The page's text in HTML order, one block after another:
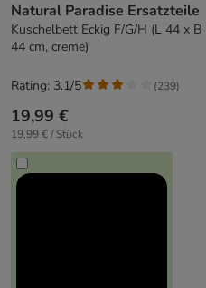
Natural Paradise Ersatzteile
Kuschelbett Eckig F/G/H (L 44 x B
44 cm, creme)
19,99 €
19,99 € / Stück
Rating: 3.1/5 (239)